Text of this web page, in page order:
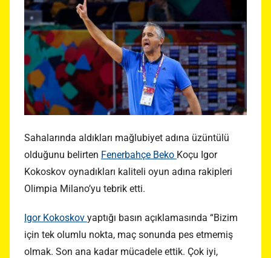
Sahalarında aldıkları mağlubiyet adına üzüntülü
olduğunu belirten Fenerbahçe Beko Koçu Igor
Kokoskov oynadıkları kaliteli oyun adına rakipleri
Olimpia Milano’yu tebrik etti.
Igor Kokoskov yaptığı basın açıklamasında “Bizim
için tek olumlu nokta, maç sonunda pes etmemiş
olmak. Son ana kadar mücadele ettik. Çok iyi,